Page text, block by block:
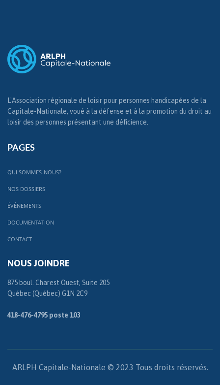
L'Association régionale de loisir pour personnes handicapées de la
Capitale-Nationale, voué à la défense et à la promotion du droit au
loisir des personnes présentant une déficience.
PAGES
QUI SOMMES-NOUS?
NOS DOSSIERS
ÉVÉNEMENTS
DOCUMENTATION
CONTACT
NOUS JOINDRE
875 boul. Charest Ouest, Suite 205
Québec (Québec) G1N 2C9
418-476-4795 poste 103
ARLPH Capitale-Nationale © 2023 Tous droits réservés.